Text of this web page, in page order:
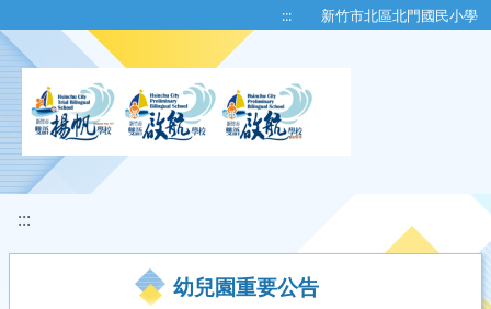
::: 新竹市北區北門國民小學
:::
幼兒園重要公告